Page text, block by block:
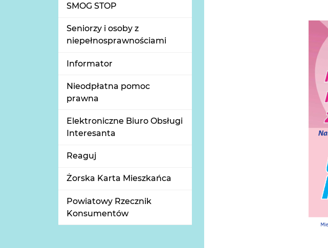
SMOG STOP
Seniorzy i osoby z
niepełnosprawnościami
Informator
Nieodpłatna pomoc
prawna
Elektroniczne Biuro Obsługi
Interesanta
Reaguj
Żorska Karta Mieszkańca
Powiatowy Rzecznik
Konsumentów